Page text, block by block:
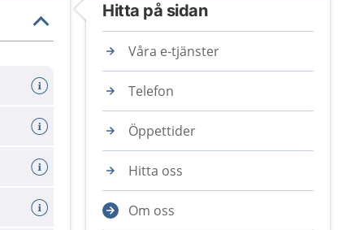
Hitta på sidan
Våra e-tjänster
Telefon
Öppettider
Hitta oss
Om oss